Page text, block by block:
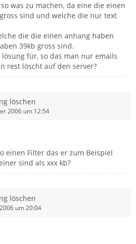
was zu machen, da eine die einen
sind und welche die nur text
die die einen anhang haben
39kb gross sind.
für, so das man nur emails
rest löscht auf den server?
löschen
2006 um 12:54
einen Filter das er zum Beispiel
sind als xxx kb?
löschen
um 20:04